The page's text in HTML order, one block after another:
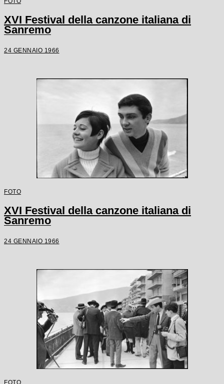
XVI Festival della canzone italiana di
Sanremo
24 GENNAIO 1966
FOTO
XVI Festival della canzone italiana di
Sanremo
24 GENNAIO 1966
FOTO